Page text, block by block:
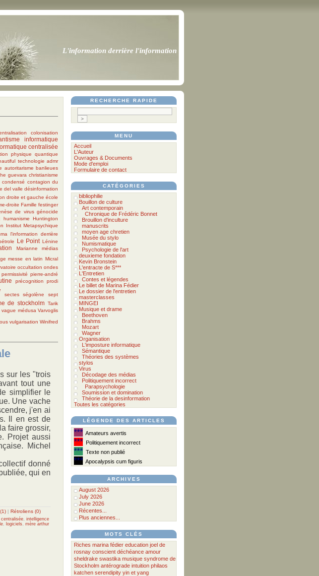
L'information derrière l'information
colonisation
informatique
centralisée
physique quantique
technologie admr
autoritarisme banlieues
guevara christianisme
condensé contagion du
del valle désinformation
droite et gauche école
droite Famille festinger
de virus génocide
humanisme Huntington
Institut Metapsychique
l'information derrière
Le Point Lénine
Marianne médias
messe en latin Micral
occultation ondes
permissivité pierre-andré
précognition prodi
sectes ségolène
sept
de stockholm Tarik
vague médusa Varvoglis
vulgarisation Winifred
sur les "trois
tout une
simplifier le
Une vache
j'en ai
Il en est de
faire grossir,
Projet aussi
Michel
donné
qui en
| Rétroliens (0)
intelligence
logiciels mère arthur
RECHERCHE RAPIDE
MENU
Accueil
L'Auteur
Ouvrages & Documents
Mode d'emploi
Formulaire de contact
CATÉGORIES
bibliophilie
Bouillon de culture
Art contemporain
Chronique de Frédéric Bonnet
Brouillon d'inculture
manuscrits
moyen age chretien
Musée du stylo
Numismatique
Psychologie de l'art
deuxieme fondation
Kevin Bronstein
L'entracte de S***
L'Entretien
Contes et légendes
Le billet de Marina Fédier
Le dossier de l'entretien
masterclasses
MINGEI
Musique et drame
Beethoven
Brahms
Mozart
Wagner
Organisation
L'imposture informatique
Sémantique
Théories des systèmes
stylos
Virus
Décodage des médias
Politiquement incorrect
Parapsychologie
Soumission et domination
Théorie de la desinformation
Toutes les catégories
LÉGENDE DES ARTICLES
*** Amateurs avertis
*** Politiquement incorrect
*** Texte non publié
*** Apocalypsis cum figuris
ARCHIVES
August 2026
July 2026
June 2026
Récentes...
Plus anciennes...
MOTS CLÉS
Riches marina fédier education joel de
rosnay conscient déchéance amour
sheldrake swastika musique syndrome de
Stockholm antérograde intuition philaos
katchen serendipity yin et yang